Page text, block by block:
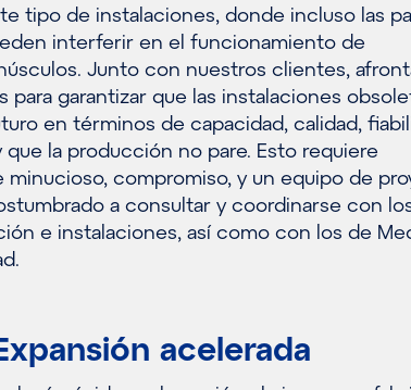
tipo de instalaciones, donde incluso las
interferir en el funcionamiento de
Junto con nuestros clientes,
para garantizar que las instalaciones
en términos de capacidad, calidad,
la producción no pare. Esto requiere
compromiso, y un equipo de
a consultar y coordinarse con
e instalaciones, así como con los de
acelerada